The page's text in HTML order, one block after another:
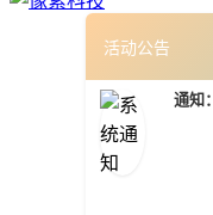
活动公告
通知：